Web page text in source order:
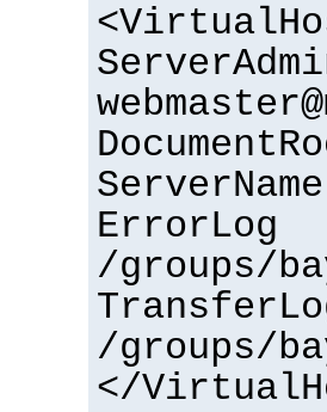
ErrorLog
/groups/
/groups/
</